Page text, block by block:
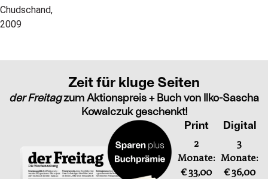
Zeit für kluge Seiten
der Freitagzum Aktionspreis + Buch von Ilko-Sascha
Kowalczuk geschenkt!
Print
2
Monate:
€ 33,00
Digital
3
Monate:
€ 36,00